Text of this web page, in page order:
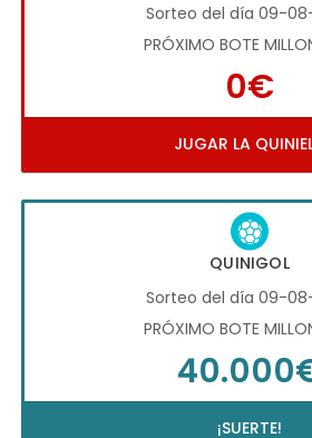
Sorteo del día 09-
PRÓXIMO BOTE
0€
JUGAR LA
QUINIGOL
Sorteo del día 09-
PRÓXIMO BOTE
¡SUERTE!